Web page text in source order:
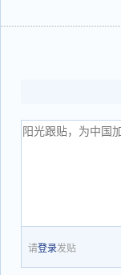
请登录发贴